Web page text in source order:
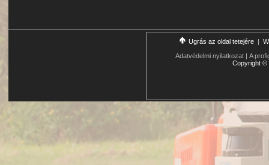
Ugrás az oldal tetejére |
Adatvédelmi nyilatkozat | A
Copyright©